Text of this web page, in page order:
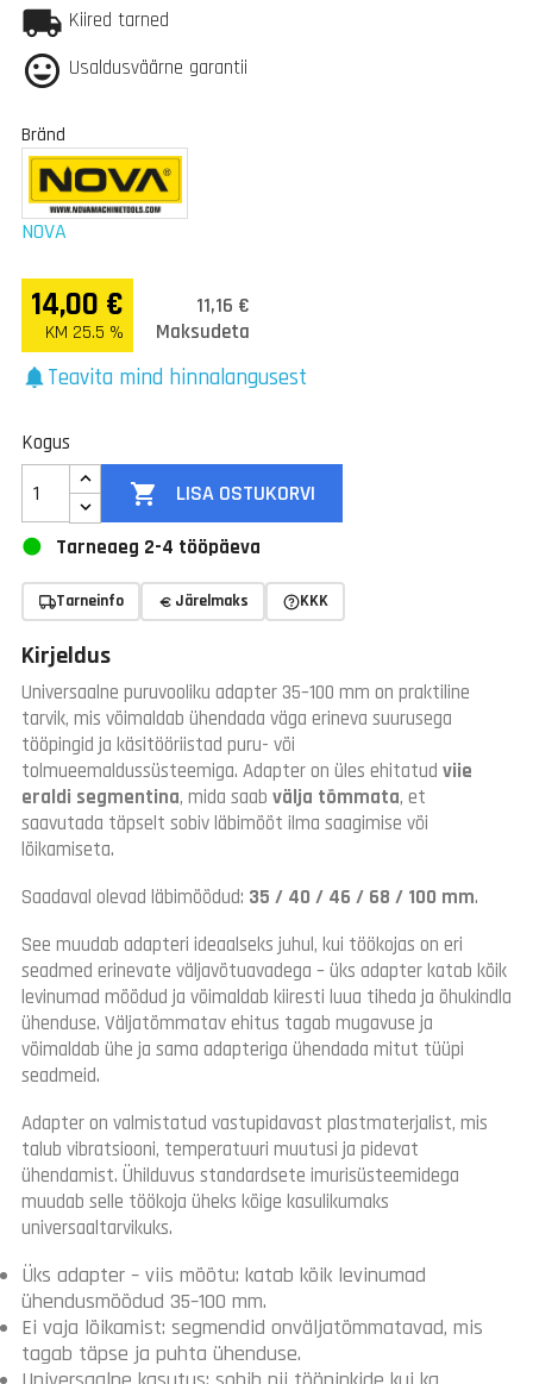
Kiired tarned
Usaldusväärne garantii
Bränd
NOVA
14,00 €
KM 25.5 %
11,16 €
Maksudeta
notificationsTeavita mind hinnalangusest
Kogus
 LISA OSTUKORVI
Tarneaeg 2-4 tööpäeva
Tarneinfo Järelmaks KKK
Kirjeldus
Universaalne puruvooliku adapter 35–100 mm on praktiline
tarvik, mis võimaldab ühendada väga erineva suurusega
tööpingid ja käsitööriistad puru- või
tolmueemaldussüsteemiga. Adapter on üles ehitatud viie
eraldi segmentina, mida saab välja tõmmata, et
saavutada täpselt sobiv läbimõõt ilma saagimise või
lõikamiseta.
Saadaval olevad läbimõõdud: 35 / 40 / 46 / 68 / 100 mm.
See muudab adapteri ideaalseks juhul, kui töökojas on eri
seadmed erinevate väljavõtuavadega – üks adapter katab kõik
levinumad mõõdud ja võimaldab kiiresti luua tiheda ja õhukindla
ühenduse. Väljatõmmatav ehitus tagab mugavuse ja
võimaldab ühe ja sama adapteriga ühendada mitut tüüpi
seadmeid.
Adapter on valmistatud vastupidavast plastmaterjalist, mis
talub vibratsiooni, temperatuuri muutusi ja pidevat
ühendamist. Ühilduvus standardsete imurisüsteemidega
muudab selle töökoja üheks kõige kasulikumaks
universaaltarvikuks.
Üks adapter – viis mõõtu: katab kõik levinumad
ühendusmõõdud 35–100 mm.
Ei vaja lõikamist: segmendid onväljatõmmatavad, mis
tagab täpse ja puhta ühenduse.